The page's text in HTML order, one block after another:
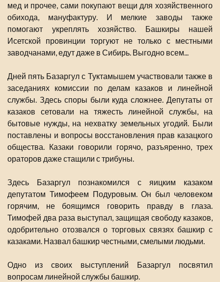
мед и прочее, сами покупают вещи для хозяйственного
обихода, мануфактуру. И мелкие заводы также
помогают укреплять хозяйство. Башкиры нашей
Исетской провинции торгуют не только с местными
заводчанами, едут даже в Сибирь. Выгодно всем...
Дней пять Базаргул с Туктамышем участвовали также в
заседаниях комиссии по делам казаков и линейной
службы. Здесь споры были куда сложнее. Депутаты от
казаков сетовали на тяжесть линейной службы, на
бытовые нужды, на нехватку земельных угодий. Были
поставлены и вопросы восстановления прав казацкого
общества. Казаки говорили горячо, разъяренно, трех
ораторов даже стащили с трибуны.
Здесь Базаргул познакомился с яицким казаком
депутатом Тимофеем Подуровым. Он был человеком
горячим, не боящимся говорить правду в глаза.
Тимофей два раза выступал, защищая свободу казаков,
одобрительно отозвался о торговых связях башкир с
казаками. Назвал башкир честными, смелыми людьми.
Одно из своих выступлений Базаргул посвятил
вопросам линейной службы башкир.